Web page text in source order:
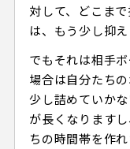
対して、どこま
は、もう少し抑
でもそれは相手
場合は自分たち
少し詰めていか
が長くなります
ちの時間帯を作